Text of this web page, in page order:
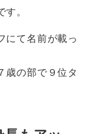
す。
にて名前が載っ
歳の部で９位タ